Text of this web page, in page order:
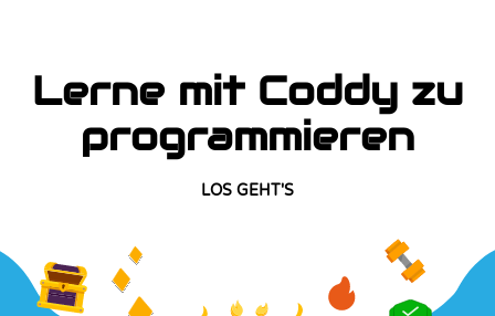
Lerne mit Coddy zu
programmieren
LOS GEHT'S